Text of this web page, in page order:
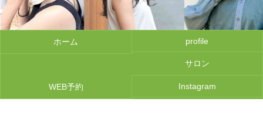
ホーム profile
サロン
WEB予約 Instagram